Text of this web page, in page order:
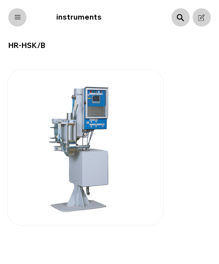
instruments
HR-HSK/B